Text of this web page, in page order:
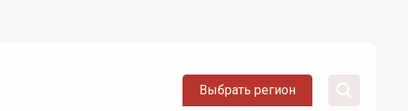
Выбрать регион